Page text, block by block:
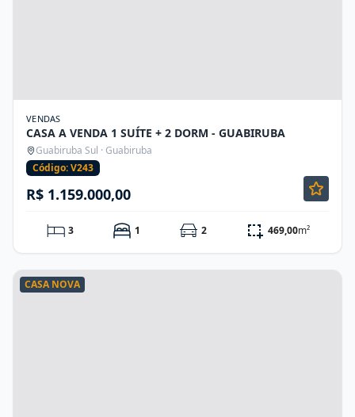
VENDAS
CASA A VENDA 1 SUÍTE + 2 DORM - GUABIRUBA
Guabiruba Sul · Guabiruba
Código: V243
R$ 1.159.000,00
3 1 2 469,00m²
CASA NOVA